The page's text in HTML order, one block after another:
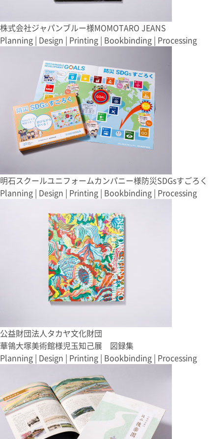
株式会社ジャパンブルー様MOMOTARO JEANS
Planning | Design | Printing | Bookbinding | Processing
明石スクールユニフォームカンパニー様防災SDGsすごろく
Planning | Design | Printing | Bookbinding | Processing
公益財団法人タカヤ文化財団
華鴒大塚美術館様児玉知己展 図録集
Planning | Design | Printing | Bookbinding | Processing